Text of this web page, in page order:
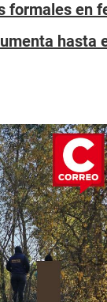
formales en
hasta